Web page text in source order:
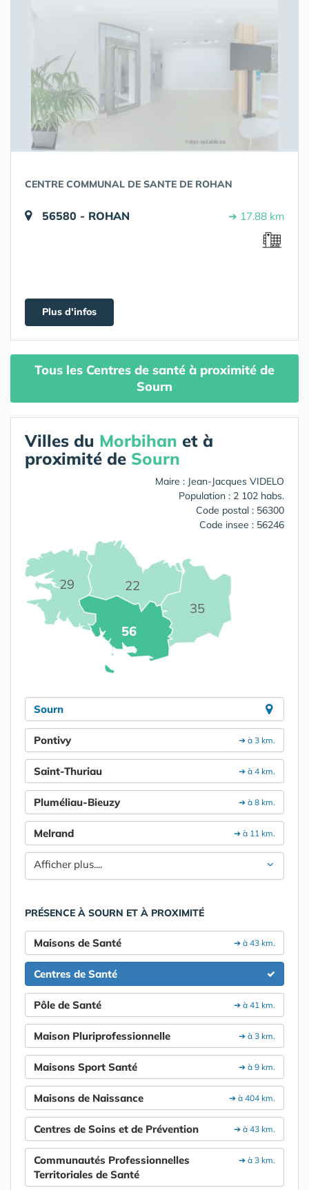
CENTRE COMMUNAL DE SANTE DE ROHAN
56580 - ROHAN ➔ 17.88 km
Plus d'infos
Tous les Centres de santé à proximité de
Sourn
Villes du Morbihan et à
proximité de Sourn
Maire : Jean-Jacques VIDELO
Population : 2 102 habs.
Code postal : 56300
Code insee : 56246
22
29
35
56
Sourn
➔ à 3 km.
Pontivy
➔ à 4 km.
Saint-Thuriau
➔ à 8 km.
Pluméliau-Bieuzy
➔ à 11 km.
Melrand
Afficher plus....
PRÉSENCE À SOURN ET À PROXIMITÉ
➔ à 43 km.
Maisons de Santé
Centres de Santé
➔ à 41 km.
Pôle de Santé
➔ à 3 km.
Maison Pluriprofessionnelle
➔ à 9 km.
Maisons Sport Santé
➔ à 404 km.
Maisons de Naissance
➔ à 43 km.
Centres de Soins et de Prévention
➔ à 3 km.
Communautés Professionnelles
Territoriales de Santé